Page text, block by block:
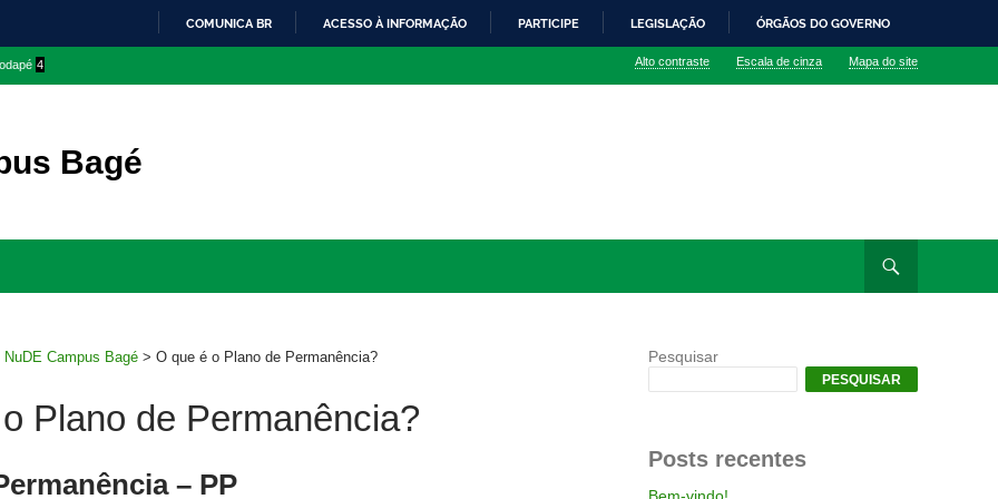
O
COMUNICA BR ACESSO À INFORMAÇÃO PARTICIPE LEGISLAÇÃO ÓRGÃOS DO GOVERNO
4 Alto contraste Escala de cinza Mapa do site
Bagé
NuDE Campus Bagé > O que é o Plano de Permanência?
Plano de Permanência?
– PP
Pesquisar
PESQUISAR
Posts recentes
Bem-vindo!